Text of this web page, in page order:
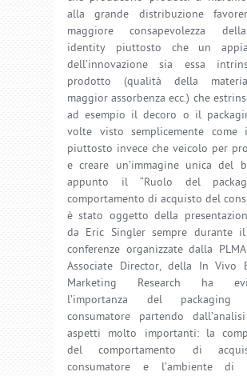
alla grande distribuzione
maggiore consapevolezza
identity piuttosto che un
dell’innovazione sia essa
prodotto (qualità della
maggior assorbenza ecc.) che
ad esempio il decoro o il
volte visto semplicemente come
piuttosto invece che veicolo per
e creare un’immagine unica del
appunto il “Ruolo del
comportamento di acquisto del
è stato oggetto della
da Eric Singler sempre durante
conferenze organizzate dalla
Associate Director, della In Vivo
Marketing Research ha
l’importanza del
consumatore partendo
aspetti molto importanti: la
del comportamento di
consumatore e l’ambiente di